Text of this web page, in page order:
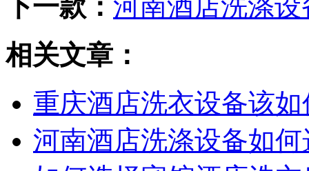
下一款： 河南酒店洗涤设
相关文章：
重庆酒店洗衣设备该如
河南酒店洗涤设备如何